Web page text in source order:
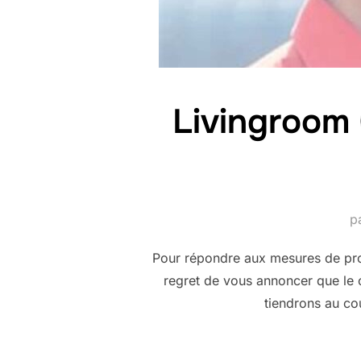
Livingroom
Pour répondre aux mesures de
regret de vous annoncer que le
tiendrons au